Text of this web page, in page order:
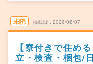
未読 掲載日 2026/08/07
【寮付きで住め
立・検査・梱包/